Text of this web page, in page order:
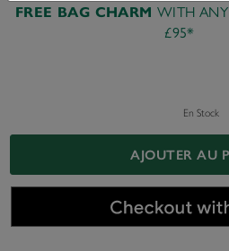
FREE BAG CHARMWITH ANY
£95*
En Stock
AJOUTER AU